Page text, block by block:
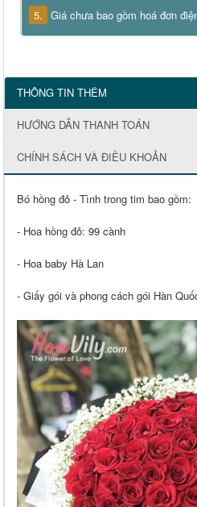
5. Giá chưa bao gồm hoá đơn
THÔNG TIN THÊM
HƯỚNG DẪN THANH TOÁN
CHÍNH SÁCH VÀ ĐIỀU KHOẢN
Bó hồng đỏ - Tình trong tim bao gồm:
- Hoa hồng đỏ: 99 cành
- Hoa baby Hà Lan
- Giấy gói và phong cách gói Hàn